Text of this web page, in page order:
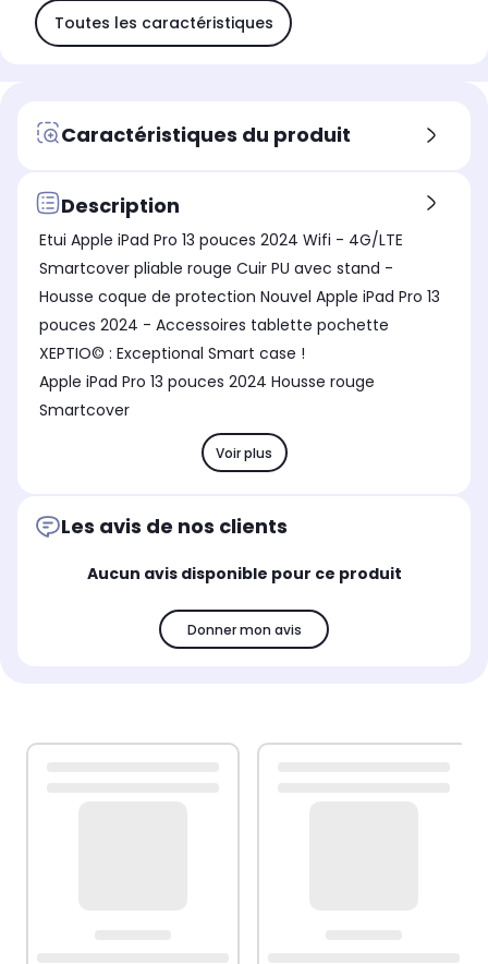
Toutes les caractéristiques
Caractéristiques du produit
Description
Etui Apple iPad Pro 13 pouces 2024 Wifi - 4G/LTE
Smartcover pliable rouge Cuir PU avec stand -
Housse coque de protection Nouvel Apple iPad Pro 13
pouces 2024 - Accessoires tablette pochette
XEPTIO© : Exceptional Smart case !
Apple iPad Pro 13 pouces 2024 Housse rouge
Smartcover
Voir plus
Les avis de nos clients
Aucun avis disponible pour ce produit
Donner mon avis